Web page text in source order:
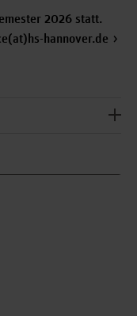
2026 statt.
hannover.de
für
das
bietet.